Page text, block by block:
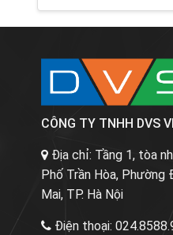
CÔNG TY TNHH DVS
Địa chỉ: Tầng 1, tòa
Phố Trần Hòa, Phường
Mai, TP. Hà Nội
Điện thoại: